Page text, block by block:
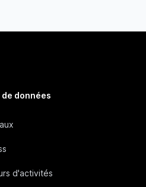
de données
d'activités